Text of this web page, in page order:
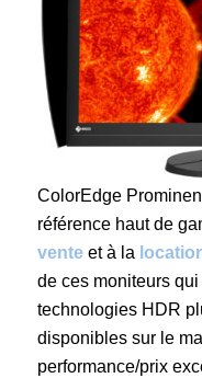
ColorEdge
référence haut de
venteet à la
de ces moniteurs
technologies HDR
disponibles sur le
performance/prix